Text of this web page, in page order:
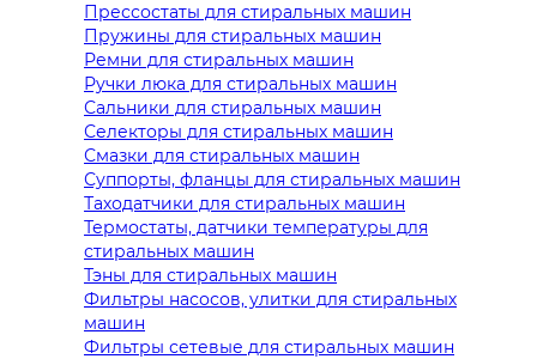
Прессостаты для стиральных машин
Пружины для стиральных машин
Ремни для стиральных машин
Ручки люка для стиральных машин
Сальники для стиральных машин
Селекторы для стиральных машин
Смазки для стиральных машин
Суппорты, фланцы для стиральных машин
Таходатчики для стиральных машин
Термостаты, датчики температуры для
стиральных машин
Тэны для стиральных машин
Фильтры насосов, улитки для стиральных
машин
Фильтры сетевые для стиральных машин